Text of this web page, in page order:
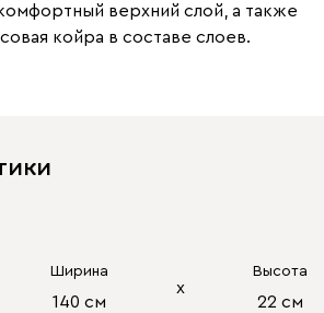
верхний слой, а также
койра в составе слоев.
Ширина
140 см
х
Высота
22 см